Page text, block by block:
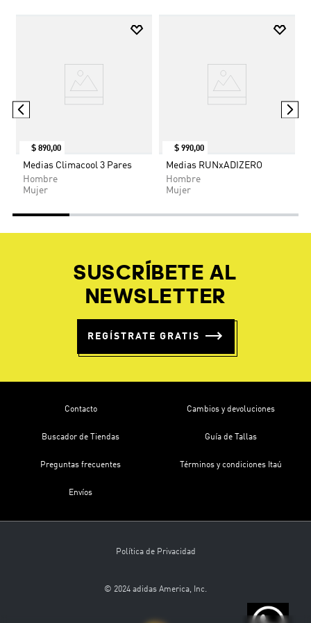
$ 890,00
Medias Climacool 3 Pares
Hombre
Mujer
$ 990,00
Medias RUNxADIZERO
Hombre
Mujer
SUSCRÍBETE AL
NEWSLETTER
REGÍSTRATE GRATIS
Contacto
Buscador de Tiendas
Preguntas frecuentes
Envíos
Cambios y devoluciones
Guía de Tallas
Términos y condiciones Itaú
Política de Privacidad
© 2024 adidas America, Inc.